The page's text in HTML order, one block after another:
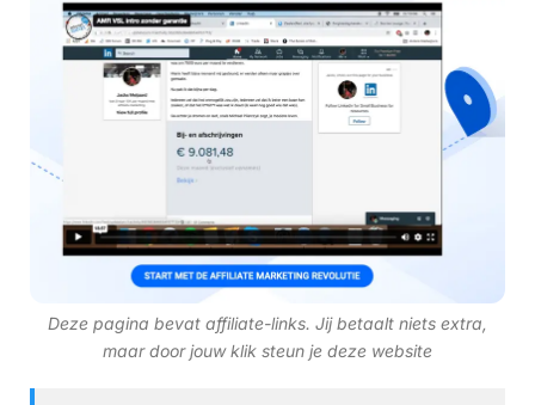
Deze pagina bevat affiliate-links. Jij betaalt niets extra,
maar door jouw klik steun je deze website